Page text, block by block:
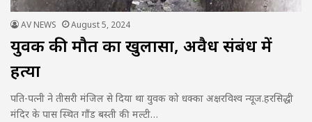
AV NEWS August 5, 2024
युवक की मौत का खुलासा, अवैध संबंध में
हत्या
पति-पत्नी ने तीसरी मंजिल से दिया था युवक को धक्का अक्षरविश्व न्यूज.हरसिद्धी
मंदिर के पास स्थित गौंड बस्ती की मल्टी…